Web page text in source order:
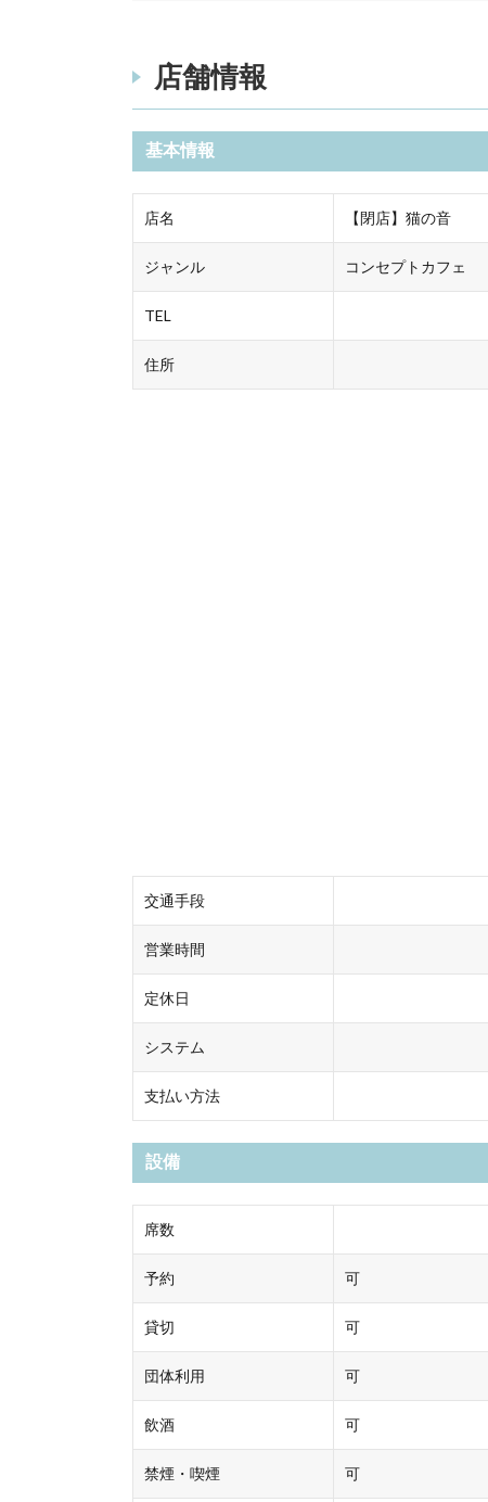
店舗情報
基本情報
店名 【閉店】猫の音
ジャンル コンセプトカフェ
TEL
住所
交通手段
営業時間
定休日
システム
支払い方法
設備
席数
予約 可
貸切 可
団体利用 可
飲酒 可
禁煙・喫煙 可